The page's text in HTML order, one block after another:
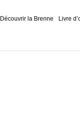
Découvrir la Brenne Livre